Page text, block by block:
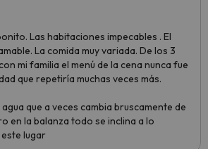
Las habitaciones impecables . El
La comida muy variada. De los 3
mi familia el menú de la cena nunca fue
que repetiría muchas veces más.
que a veces cambia bruscamente de
en la balanza todo se inclina a lo
lugar